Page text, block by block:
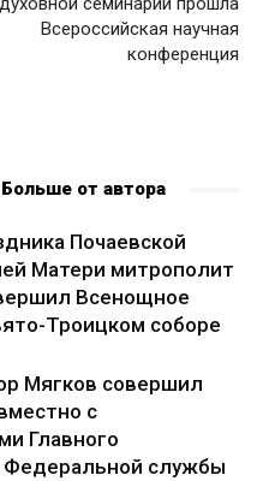
Всероссийская научная
конференция
Больше от автора
Почаевской
Матери митрополит
Всенощное
Троицком соборе
Мягков совершил
с
Главного
Федеральной службы